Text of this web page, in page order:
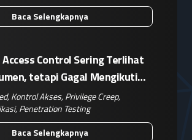
Baca Selengkapnya
Control Sering Terlihat
tetapi Gagal Mengikuti
Nyata
,Kontrol Akses,Privilege Creep,
,Penetration Testing
Baca Selengkapnya